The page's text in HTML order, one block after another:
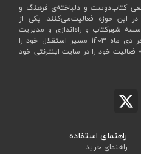
کتاب‌دوست و دلباخته‌ی فرهنگ و
حوزه فعالیت‌می‌کنند. یکی از
شهرکتاب و راه‌اندازی و مدیریت
فروشگاه اینترنتی موسسه بود که در دی ماه 1403 مسیر استقلال خود را
فعالیت خود را در سایت اینترنتی خود
راهنمای استفاده
راهنمای خرید